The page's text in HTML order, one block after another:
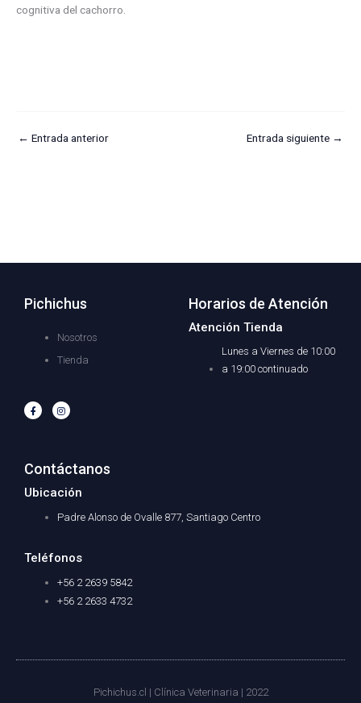
cognitiva del cachorro.
← Entrada anterior Entrada siguiente →
Pichichus
Nosotros
Tienda
F
a
k
-
I
n
a
m
Horarios de Atención
Atención Tienda
Lunes a Viernes de 10:00
a 19:00 continuado
Contáctanos
Ubicación
Padre Alonso de Ovalle 877, Santiago Centro
Teléfonos
+56 2 2639 5842
+56 2 2633 4732
Pichichus.cl | Clínica Veterinaria | 2022